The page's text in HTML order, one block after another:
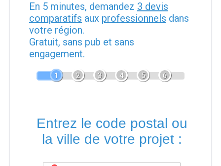
En 5 minutes, demandez 3 devis
comparatifs aux professionnels dans
votre région.
Gratuit, sans pub et sans
engagement.
1 2 3 4 5 6
Entrez le code postal ou
la ville de votre projet :